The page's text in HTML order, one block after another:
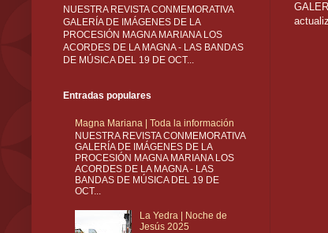
NUESTRA REVISTA CONMEMORATIVA
GALERÍA DE IMÁGENES DE LA
PROCESIÓN MAGNA MARIANA LOS
ACORDES DE LA MAGNA - LAS BANDAS
DE MÚSICA DEL 19 DE OCT...
Entradas populares
Magna Mariana | Toda la información
NUESTRA REVISTA CONMEMORATIVA
GALERÍA DE IMÁGENES DE LA
PROCESIÓN MAGNA MARIANA LOS
ACORDES DE LA MAGNA - LAS
BANDAS DE MÚSICA DEL 19 DE
OCT...
La Yedra | Noche de
Jesús 2025